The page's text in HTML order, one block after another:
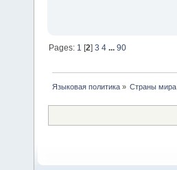
Pages: 1 [2]3 4 ...90
Языковая политика» Страны мира